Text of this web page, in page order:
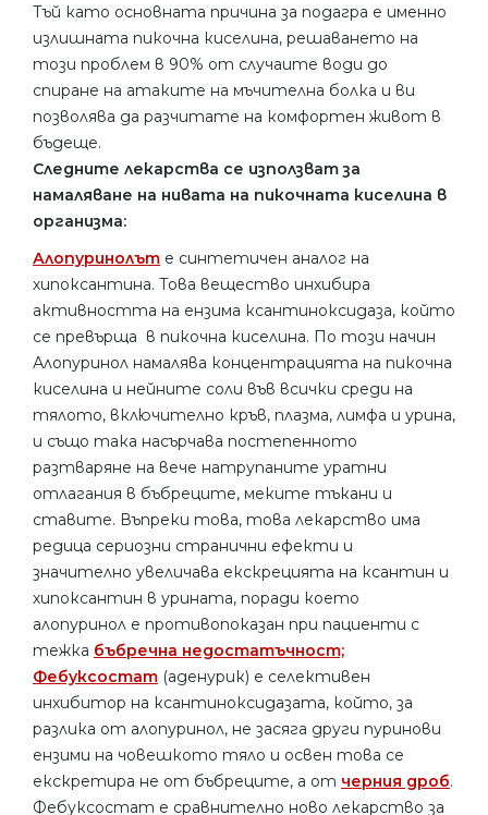
Тъй като основната причина за подагра е именно
излишната пикочна киселина, решаването на
този проблем в 90% от случаите води до
спиране на атаките на мъчителна болка и ви
позволява да разчитате на комфортен живот в
бъдеще.
Следните лекарства се използват за
намаляване на нивата на пикочната киселина в
организма:
Алопуринолът е синтетичен аналог на
хипоксантина. Това вещество инхибира
активността на ензима ксантиноксидаза, който
се превърща в пикочна киселина. По този начин
Алопуринол намалява концентрацията на пикочна
киселина и нейните соли във всички среди на
тялото, включително кръв, плазма, лимфа и урина,
и също така насърчава постепенното
разтваряне на вече натрупаните уратни
отлагания в бъбреците, меките тъкани и
ставите. Въпреки това, това лекарство има
редица сериозни странични ефекти и
значително увеличава екскрецията на ксантин и
хипоксантин в урината, поради което
алопуринол е противопоказан при пациенти с
тежка бъбречна недостатъчност;
Фебуксостат (аденурик) е селективен
инхибитор на ксантиноксидазата, който, за
разлика от алопуринол, не засяга други пуринови
ензими на човешкото тяло и освен това се
екскретира не от бъбреците, а от черния дроб.
Фебуксостат е сравнително ново лекарство за